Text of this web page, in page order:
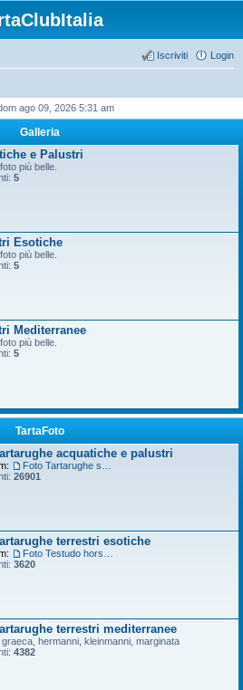
Login
Iscriviti
ago 09, 2026 5:31 am
Galleria
e Palustri
più belle.
5
Esotiche
più belle.
5
Mediterranee
più belle.
5
TartaFoto
acquatiche e palustri
26901
terrestri esotiche
3620
terrestri mediterranee
hermanni, kleinmanni, marginata
4382